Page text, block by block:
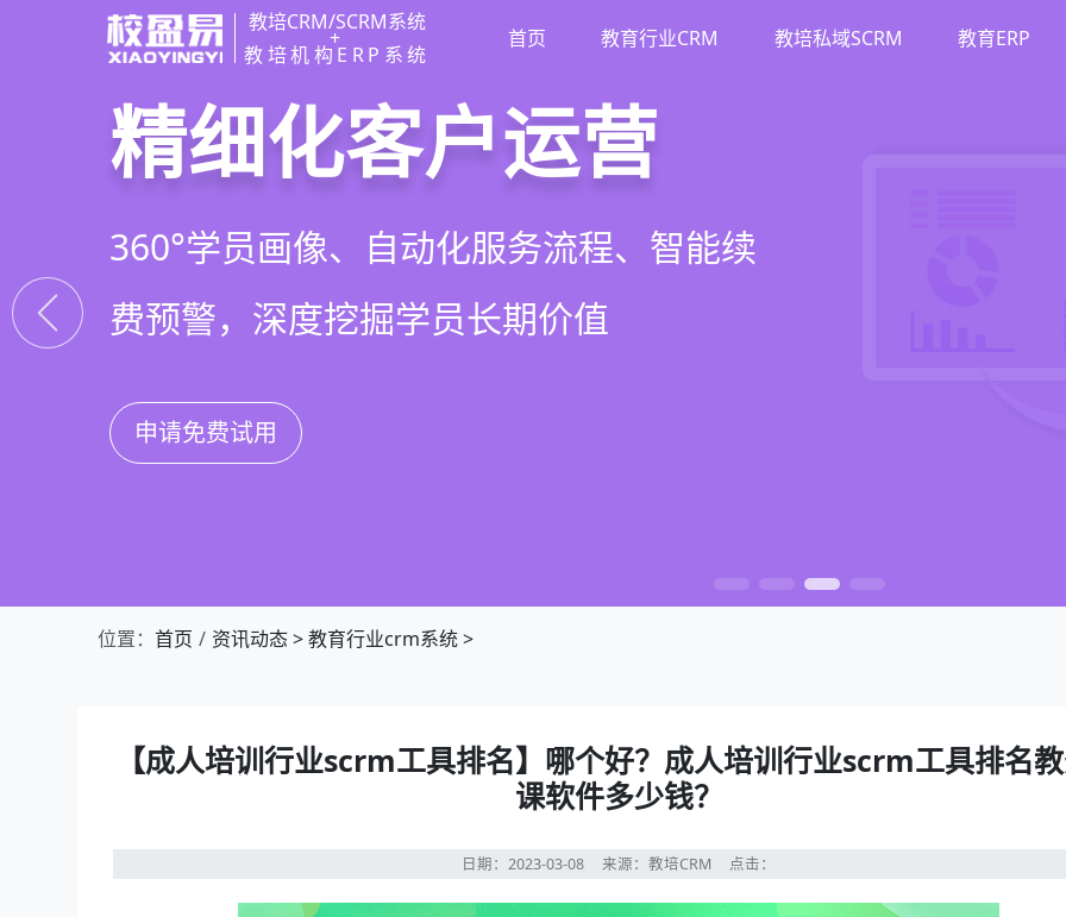
教培CRM/SCRM系统
+
教培机构ERP系统
首页 教育行业CRM 教培私域SCRM 教育ERP
教培行业CRM
以学员为中心，打通从引流、转化、教学到
复购转介绍的全生命周期增长引擎
申请免费试用
智能销售漏斗
线索自动分配、标准化跟单、试听转化分
析，打造高绩效招生团队
申请免费试用
精细化客户运营
360°学员画像、自动化服务流程、智能续
费预警，深度挖掘学员长期价值
申请免费试用
私域招生与裂变
集成企微SCRM、小程序商城、丰富裂变工
具，实现低成本口碑增长
申请免费试用
位置： 首页 资讯动态>教育行业crm系统>
【成人培训行业scrm工具排名】哪个好？成人培训行业scrm工具排名
课软件多少钱？
日期：2023-03-08来源：教培CRM 点击：